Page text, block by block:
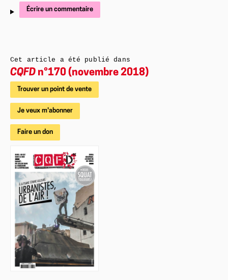
Écrire un commentaire
Cet article a été publié dans
CQFD n°170 (novembre 2018)
Trouver un point de vente
Je veux m'abonner
Faire un don